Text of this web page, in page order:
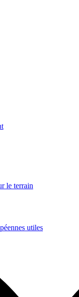
le terrain
utiles